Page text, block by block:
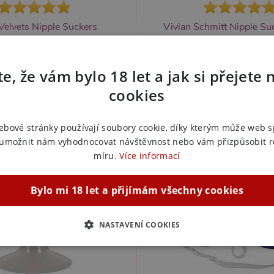
Nipple Suckers
bradavek může zvýšit celkovou
Nipple Suckers jsou navrženy tak, aby
Vivian Schmitt Nipple
195 Kč
Znáte ten pocit, když se vaše
pozornosti? Díky vakuovému sání
že vám bylo 18 let a jak si přejete
cookies
stránky používají soubory cookie, díky kterým může web
nám vyhodnocovat návštěvnost nebo vám přizpůsobit
míru. Více informací
Bylo mi 18 let a přijímám všechny cookies
NASTAVENÍ COOKIES
NUTNÉ ANALYTICKÉ MARKETINGOVÉ